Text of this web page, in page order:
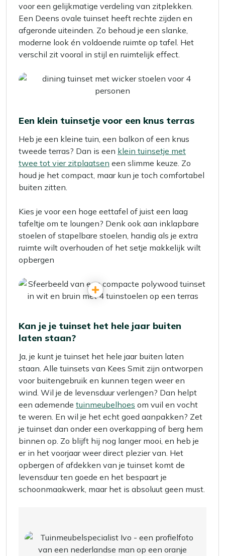
voor een gelijkmatige verdeling van zitplekken.
Een Deens ovale tuinset heeft rechte zijden en
afgeronde uiteinden. Zo behoud je een slanke,
moderne look én voldoende ruimte op tafel. Het
verschil zit vooral in stijl en ruimtelijk effect.
Een klein tuinsetje voor een knus terras
Heb je een kleine tuin, een balkon of een knus
tweede terras? Dan is een klein tuinsetje met
twee tot vier zitplaatsen een slimme keuze. Zo
houd je het compact, maar kun je toch comfortabel
buiten zitten.
Kies je voor een hoge eettafel of juist een laag
tafeltje om te loungen? Denk ook aan inklapbare
stoelen of stapelbare stoelen, handig als je extra
ruimte wilt overhouden of het setje makkelijk wilt
opbergen
Kan je je tuinset het hele jaar buiten
laten staan?
Ja, je kunt je tuinset het hele jaar buiten laten
staan. Alle tuinsets van Kees Smit zijn ontworpen
voor buitengebruik en kunnen tegen weer en
wind. Wil je de levensduur verlengen? Dan helpt
een ademende tuinmeubelhoes om vuil en vocht
te weren. En wil je het echt goed aanpakken? Zet
je tuinset dan onder een overkapping of berg hem
binnen op. Zo blijft hij nog langer mooi, en heb je
er in het voorjaar weer direct plezier van. Het
opbergen of afdekken van je tuinset komt de
levensduur ten goede en het bespaart je
schoonmaakwerk, maar het is absoluut geen must.